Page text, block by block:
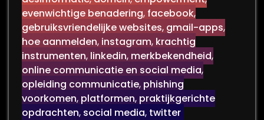
evenwichtige benadering, facebook,
gebruiksvriendelijke websites, gmail-apps,
hoe aanmelden, instagram, krachtig
instrumenten, linkedin, merkbekendheid,
online communicatie en social media,
opleiding communicatie, phishing
voorkomen, platformen, praktijkgerichte
opdrachten, social media, twitter